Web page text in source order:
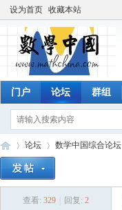
设为首页 收藏本站
门户 论坛 群组
论坛
›
数学中国综合论坛
查看: 329 回复: 2